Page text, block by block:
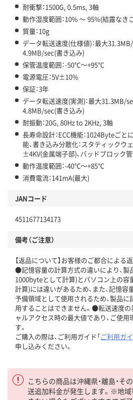
耐衝撃：1500G, 0.5ms, 3軸
動作湿度範囲：10% ～ 95%(結露なき
質量：10g
データ転送速度(仕様値)：最大
4.9MB/sec(書き込み)
保管温度範囲：-50℃～+95℃
電源電圧：5V±10%
保証：3年
データ転送速度(実測)：最大31.3MB/
4.8MB/sec(書き込み)
耐振動：20G, 80Hz to 2KHz, 3軸
長寿命設計：ECC機能：1024Byteご
能、書き込み分散化：スタティックウ
±4KV(金属端子部)、バッドブロック
動作温度範囲：-40℃～+85℃
消費電流：141mA(最大)
JANコード
4511677134173
備考（ご注意）
【返品について】お客様のご都合による
●記憶容量の計算方式の違いにより、製
1000byteとして計算)とパソコン上の容
計算)には違いがあるため、また、記憶
予備領域として使用されるため、製品
用することはできません。●転送速度の
ャルアクセス時の最大値であり、ご使
す。
ご購入の際は、ご利用ガイド「ご利用ガ
申し込みください。
こちらの商品は沖縄県・離島・そ
送追加料金が発生します。※地域